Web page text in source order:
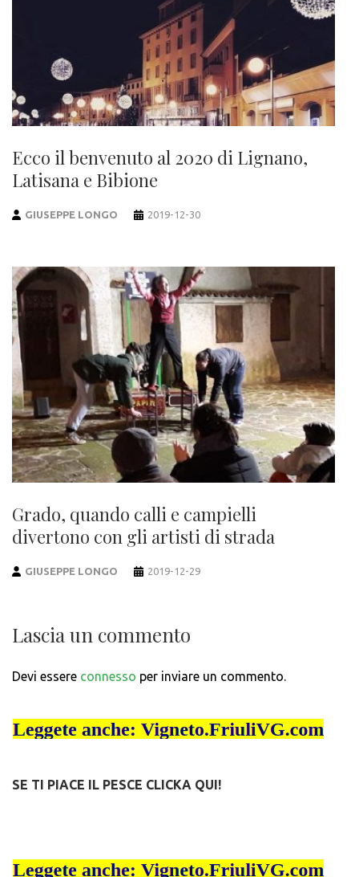
Ecco il benvenuto al 2020 di Lignano,
Latisana e Bibione
GIUSEPPE LONGO 2019-12-30
Grado, quando calli e campielli
divertono con gli artisti di strada
GIUSEPPE LONGO 2019-12-29
Lascia un commento
Devi essere connesso per inviare un commento.
SE TI PIACE IL PESCE CLICKA QUI!